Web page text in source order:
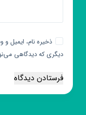
ذخیره نام، ایمیل
دیگری که دیدگاهی
فرستادن دیدگاه